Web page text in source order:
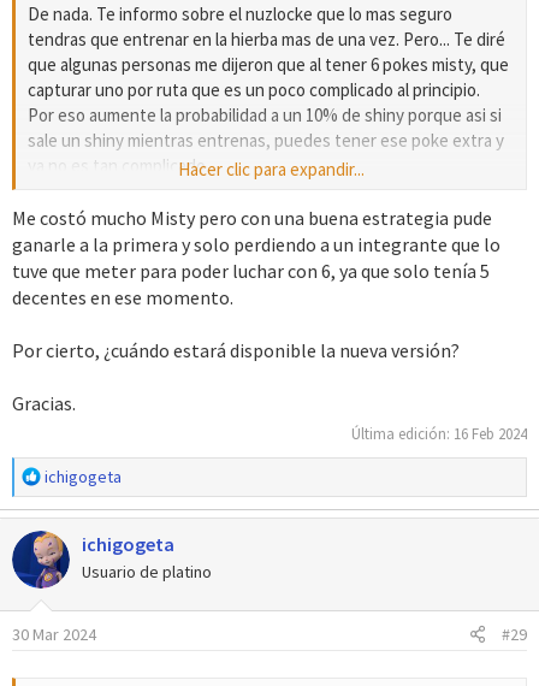
De nada. Te informo sobre el nuzlocke que lo mas seguro
tendras que entrenar en la hierba mas de una vez. Pero... Te diré
que algunas personas me dijeron que al tener 6 pokes misty, que
capturar uno por ruta que es un poco complicado al principio.
Por eso aumente la probabilidad a un 10% de shiny porque asi si
sale un shiny mientras entrenas, puedes tener ese poke extra y
ya no es tan complicado.
Bueno, animo con ese nuzlocke!
Hacer clic para expandir...
Me costó mucho Misty pero con una buena estrategia pude
ganarle a la primera y solo perdiendo a un integrante que lo
tuve que meter para poder luchar con 6, ya que solo tenía 5
decentes en ese momento.
Por cierto, ¿cuándo estará disponible la nueva versión?
Gracias.
Última edición: 16 Feb 2024
R
e
a
c
c
i
o
n
ichigogeta
ichigogeta
Usuario de platino
30 Mar 2024 #29